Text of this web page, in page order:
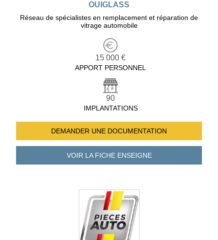
OUIGLASS
Réseau de spécialistes en remplacement et réparation de
vitrage automobile
15 000 €
APPORT PERSONNEL
90
IMPLANTATIONS
DEMANDER UNE DOCUMENTATION
VOIR LA FICHEENSEIGNE